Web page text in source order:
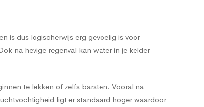
is dus logischerwijs erg gevoelig is voor
na hevige regenval kan water in je kelder
te lekken of zelfs barsten. Vooral na
ligt er standaard hoger waardoor